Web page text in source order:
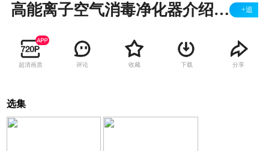
高能离子空气消毒净化器介绍-蒙蓝品牌 +追
超清画质 评论 收藏 下载 分享
选集